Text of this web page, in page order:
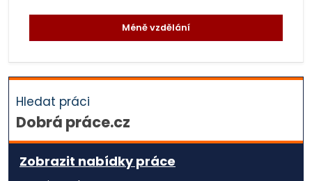
Méně vzdělání
Hledat práci
Dobrá práce.cz
Zobrazit nabídky práce